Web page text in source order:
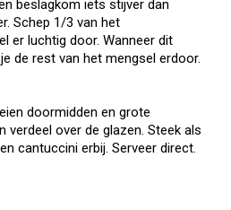
beslagkom iets stijver dan
Schep 1/3 van het
er luchtig door. Wanneer dit
de rest van het mengsel erdoor.
doormidden en grote
verdeel over de glazen. Steek als
cantuccini erbij. Serveer direct.